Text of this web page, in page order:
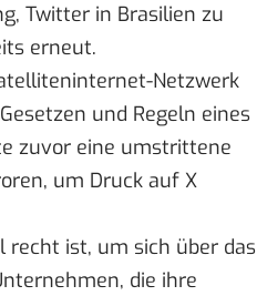
Twitter in Brasilien zu
erneut.
Netzwerk
und Regeln eines
zuvor eine umstrittene
um Druck auf X
recht ist, um sich über das
die ihre